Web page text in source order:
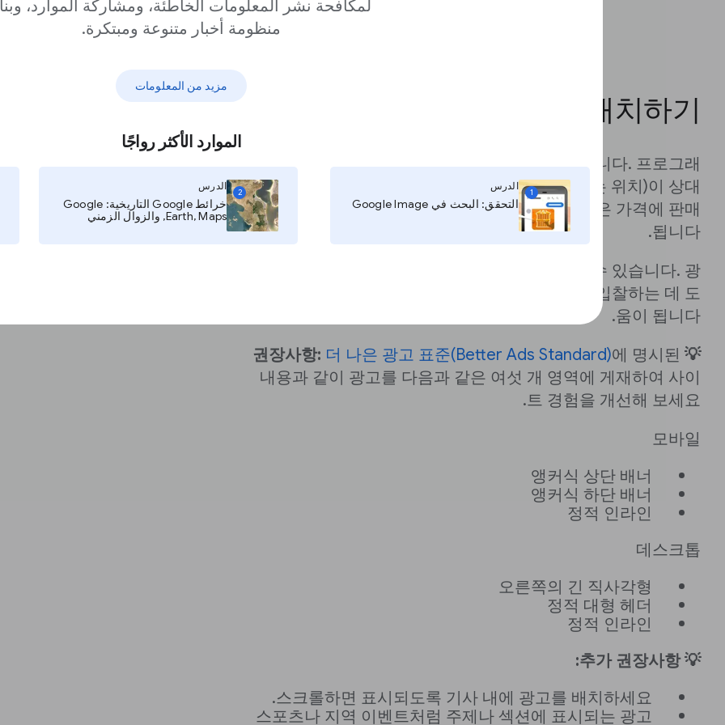
لمكافحة نشر المعلومات الخاطئة، ومشاركة الموارد،
منظومة أخبار متنوعة ومبتكرة.
مزيد من المعلومات
الموارد الأكثر رواجًا
1
الدرس
التحقق: البحث في Google Image
2
الدرس
خرائط Google التاريخية: Google
Earth, Maps, والزوال الزمني
광고 배치하기
광고주는 광고가 표시되는 방식을 중요하게 여깁니다. 프로그래
매틱 광고는 유연성(예: 페이지에서 표시될 수 있는 위치)이 상대
적으로 낮기 때문에 직접 판매 광고가 보통 더 높은 가격에 판매
됩니다.
를 통해 광고주는 광고 위치를 파악할 수 있습니다. 광
고의 속성을 태그하면 광고주가 광고를 찾아서 입찰하는 데 도
움이 됩니다.
💡 권장사항:
더 나은 광고 표준(Better Ads Standard)에 명시된
내용과 같이 광고를 다음과 같은 여섯 개 영역에 게재하여 사이
트 경험을 개선해 보세요.
모바일
앵커식 상단 배너
앵커식 하단 배너
정적 인라인
데스크톱
오른쪽의 긴 직사각형
정적 대형 헤더
정적 인라인
💡 추가 권장사항:
스크롤하면 표시되도록 기사 내에 광고를 배치하세요.
스포츠나 지역 이벤트처럼 주제나 섹션에 표시되는 광고